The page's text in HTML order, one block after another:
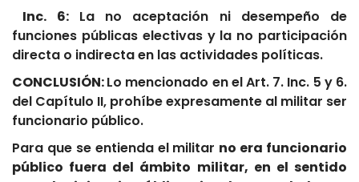
Inc. 6:La no aceptación ni desempeño de
funciones públicas electivas y la no participación
directa o indirecta en las actividades políticas.
CONCLUSIÓN:Lo mencionado en el Art. 7. Inc. 5 y 6.
del Capítulo II, prohíbe expresamente al militar ser
funcionario público.
Para que se entienda el militar no era funcionario
público fuera del ámbito militar, en el sentido